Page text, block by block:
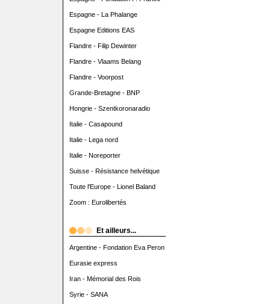
Espagne - La Phalange
Espagne Editions EAS
Flandre - Filip Dewinter
Flandre - Vlaams Belang
Flandre - Voorpost
Grande-Bretagne - BNP
Hongrie - Szentkoronaradio
Italie - Casapound
Italie - Lega nord
Italie - Noreporter
Suisse - Résistance helvétique
Toute l'Europe - Lionel Baland
Zoom : Eurolibertés
Et ailleurs...
Argentine - Fondation Eva Peron
Eurasie express
Iran - Mémorial des Rois
Syrie - SANA